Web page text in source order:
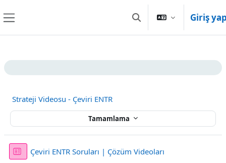
Arama girişini değiştir
Giriş
Bölüm anahatları
Tamamlama
Strateji Videosu - Çeviri ENTR
Çeviri ENTR Soruları | Çözüm Videoları